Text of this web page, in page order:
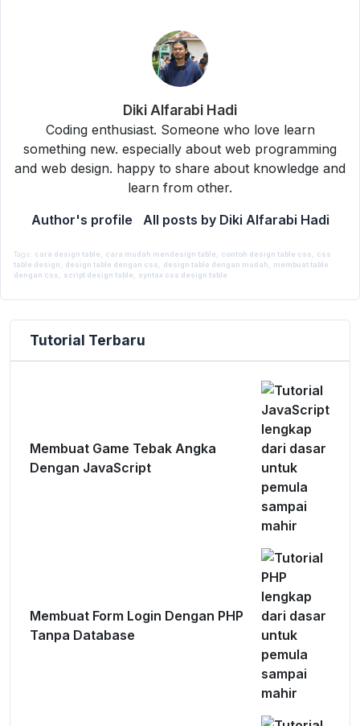
Diki Alfarabi Hadi
Coding enthusiast. Someone who love learn
something new. especially about web programming
and web design. happy to share about knowledge and
learn from other.
Author's profile
All posts by Diki Alfarabi Hadi
Tags: cara design table cara mudah mendesign table contoh design table css
css
table design
design table dengan css design table dengan mudah
membuat table
dengan css
script design table syntax css design table
Tutorial Terbaru
Membuat Game Tebak Angka
Dengan JavaScript
Membuat Form Login Dengan PHP
Tanpa Database